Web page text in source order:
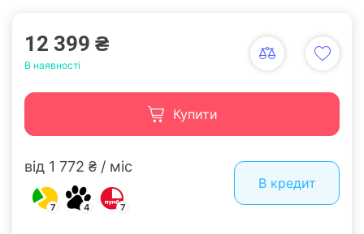
12 399 ₴
В наявності
Купити
від 1 772 ₴ / міс
7 4 7
В кредит